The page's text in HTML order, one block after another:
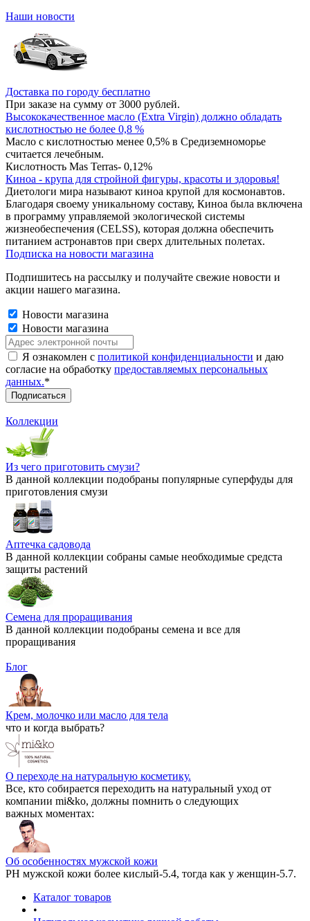
Наши новости
Доставка по городу бесплатно
При заказе на сумму от 3000 рублей.
Высококачественное масло (Extra Virgin) должно обладать
кислотностью не более 0,8 %
Масло с кислотностью менее 0,5% в Средиземноморье
считается лечебным.
Кислотность Mas Terras- 0,12%
Киноа - крупа для стройной фигуры, красоты и здоровья!
Диетологи мира называют киноа крупой для космонавтов.
Благодаря своему уникальному составу, Киноа была включена
в программу управляемой экологической системы
жизнеобеспечения (CELSS), которая должна обеспечить
питанием астронавтов при сверх длительных полетах.
Подписка на новости магазина
Подпишитесь на рассылку и получайте свежие новости и
акции нашего магазина.
Новости магазина
Новости магазина
Я ознакомлен с политикой конфиденциальности и даю
согласие на обработку предоставляемых персональных
данных.*
Коллекции
Из чего приготовить смузи?
В данной коллекции подобраны популярные суперфуды для
приготовления смузи
Аптечка садовода
В данной коллекции собраны самые необходимые средста
защиты растений
Семена для проращивания
В данной коллекции подобраны семена и все для
проращивания
Блог
Крем, молочко или масло для тела
что и когда выбрать?
О переходе на натуральную косметику.
Все, кто собирается переходить на натуральный уход от
компании mi&ko, должны помнить о следующих
важных моментах:
Об особенностях мужской кожи
РН мужской кожи более кислый-5.4, тогда как у женщин-5.7.
Каталог товаров
•